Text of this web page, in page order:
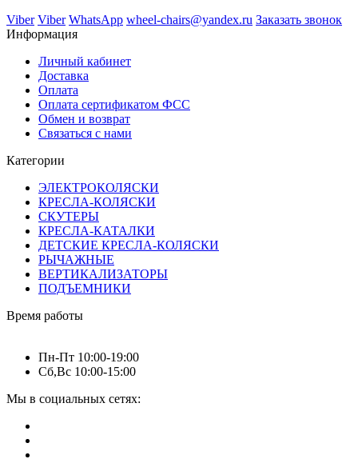
Viber Viber WhatsApp wheel-chairs@yandex.ru Заказать звонок
Информация
Личный кабинет
Доставка
Оплата
Оплата сертификатом ФСС
Обмен и возврат
Связаться с нами
Категории
ЭЛЕКТРОКОЛЯСКИ
КРЕСЛА-КОЛЯСКИ
СКУТЕРЫ
КРЕСЛА-КАТАЛКИ
ДЕТСКИЕ КРЕСЛА-КОЛЯСКИ
РЫЧАЖНЫЕ
ВЕРТИКАЛИЗАТОРЫ
ПОДЪЕМНИКИ
Время работы
Пн-Пт 10:00-19:00
Сб,Вс 10:00-15:00
Мы в социальных сетях: